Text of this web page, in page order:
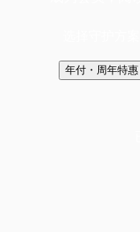
年付・周年特惠